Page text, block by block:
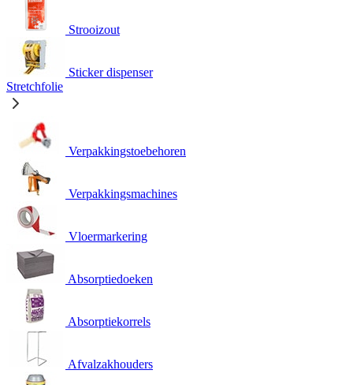
Strooizout
Sticker dispenser
Stretchfolie
Verpakkingstoebehoren
Verpakkingsmachines
Vloermarkering
Absorptiedoeken
Absorptiekorrels
Afvalzakhouders